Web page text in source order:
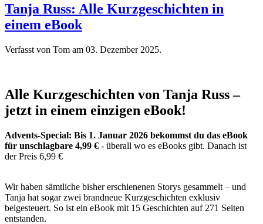
Tanja Russ: Alle Kurzgeschichten in
einem eBook
Verfasst von Tom am 03. Dezember 2025.
Alle Kurzgeschichten von Tanja Russ –
jetzt in einem einzigen eBook!
Advents-Special: Bis 1. Januar 2026 bekommst du das eBook
für unschlagbare 4,99 € - überall wo es eBooks gibt. Danach ist
der Preis 6,99 €
Wir haben sämtliche bisher erschienenen Storys gesammelt – und
Tanja hat sogar zwei brandneue Kurzgeschichten exklusiv
beigesteuert. So ist ein eBook mit 15 Geschichten auf 271 Seiten
entstanden.